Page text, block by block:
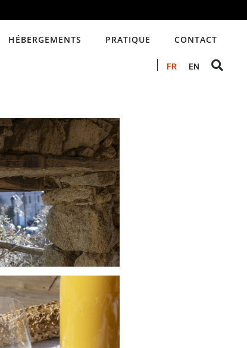
HÉBERGEMENTS PRATIQUE CONTACT
FR EN